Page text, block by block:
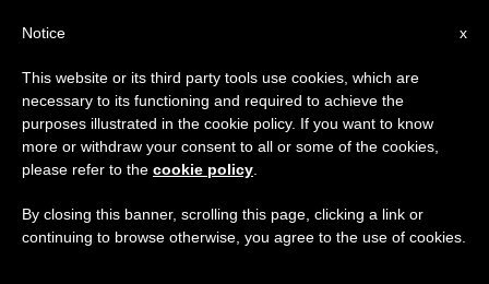
Un sobreviviente de la shoah en
la misa del papa Francisco
×
Aviso importante
Del 27 de julio al 7 de agosto haremos la pausa
anual, aprovechando que en el periodo de verano
se generan menos informaciones y también el
x
Notice
This website or its third party tools use cookies, which are
necessary to its functioning and required to achieve the
purposes illustrated in the cookie policy. If you want to know
more or withdraw your consent to all or some of the cookies,
please refer to the cookie policy
By closing this banner, scrolling this page, clicking a link or
continuing to browse otherwise, you agree to the use of cookies.